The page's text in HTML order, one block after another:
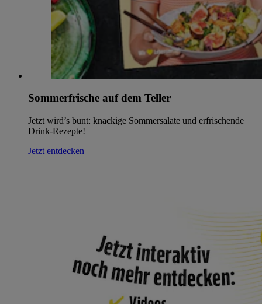
Sommerfrische auf dem Teller
Jetzt wird’s bunt: knackige Sommersalate und erfrischende
Drink-Rezepte!
Jetzt entdecken